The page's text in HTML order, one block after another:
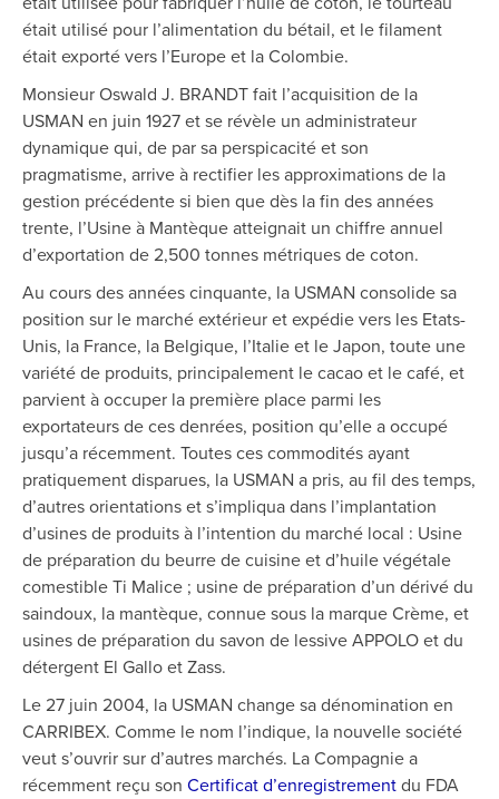
était utilisé pour l’alimentation du bétail, et le filament
était exporté vers l’Europe et la Colombie.
Monsieur Oswald J. BRANDT fait l’acquisition de la
USMAN en juin 1927 et se révèle un administrateur
dynamique qui, de par sa perspicacité et son
pragmatisme, arrive à rectifier les approximations de la
gestion précédente si bien que dès la fin des années
trente, l’Usine à Mantèque atteignait un chiffre annuel
d’exportation de 2,500 tonnes métriques de coton.
Au cours des années cinquante, la USMAN consolide sa
position sur le marché extérieur et expédie vers les Etats-
Unis, la France, la Belgique, l’Italie et le Japon, toute une
variété de produits, principalement le cacao et le café, et
parvient à occuper la première place parmi les
exportateurs de ces denrées, position qu’elle a occupé
jusqu’a récemment. Toutes ces commodités ayant
pratiquement disparues, la USMAN a pris, au fil des temps,
d’autres orientations et s’impliqua dans l’implantation
d’usines de produits à l’intention du marché local : Usine
de préparation du beurre de cuisine et d’huile végétale
comestible Ti Malice ; usine de préparation d’un dérivé du
saindoux, la mantèque, connue sous la marque Crème, et
usines de préparation du savon de lessive APPOLO et du
détergent El Gallo et Zass.
Le 27 juin 2004, la USMAN change sa dénomination en
CARRIBEX. Comme le nom l’indique, la nouvelle société
veut s’ouvrir sur d’autres marchés. La Compagnie a
récemment reçu son Certificat d’enregistrement du FDA